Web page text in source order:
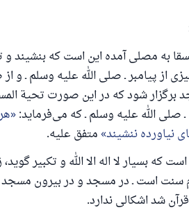
به مصلی آمده این است که بنشیند
از پیامبر ـ صلی الله علیه وسلم ـ
برگزار شود که در این صورت تحیة
صلی الله علیه وسلم ـ که می‌فرماید:
نیاورده ننشیند متفق علیه.
بسیار لا اله الا الله و تکبیر گوید،
سنت است ـ در مسجد و در بیرون مسجد
شد اشکالی ندارد.
«اسلام سوال و جواب» را
الله علیه وسلم می‌فرماید
مانند پاداش انجام دهنده‌اش را
داشت
(مسلم: ۱۸۹۳)